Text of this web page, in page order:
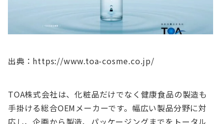
出典：https://www.toa-cosme.co.jp/
TOA株式会社は、化粧品だけでなく健康食品の製造も
手掛ける総合OEMメーカーです。幅広い製品分野に対
応し、企画から製造、パッケージングまでをトータル